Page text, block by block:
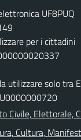
UF8PUQ
per i cittadini
utilizzare solo tra
Civile, Elettorale,
Cultura,